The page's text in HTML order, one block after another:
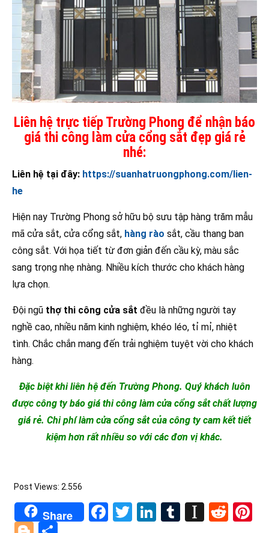
Liên hệ trực tiếp Trường Phong để nhận báo
giá thi công làm cửa cổng sắt đẹp giá rẻ
nhé:
Liên hệ tại đây: https://suanhatruongphong.com/lien-
he
Hiện nay Trường Phong sở hữu bộ sưu tập hàng trăm mẫu
mã cửa sắt, cửa cổng sắt, hàng rào sắt, cầu thang ban
công sắt. Với họa tiết từ đơn giản đến cầu kỳ, màu sắc
sang trọng nhẹ nhàng. Nhiều kích thước cho khách hàng
lựa chọn.
Đội ngũ thợ thi công cửa sắt đều là những người tay
nghề cao, nhiều năm kinh nghiệm, khéo léo, tỉ mỉ, nhiệt
tình. Chắc chắn mang đến trải nghiệm tuyệt vời cho khách
hàng.
Đặc biệt khi liên hệ đến Trường Phong. Quý khách luôn
được công ty báo giá thi công làm cửa cổng sắt chất lượng
giá rẻ. Chi phí làm cửa cổng sắt của công ty cam kết tiết
kiệm hơn rất nhiều so với các đơn vị khác.
Post Views: 2.556
Share Facebook
TwitterLinkedIn
Tumblr